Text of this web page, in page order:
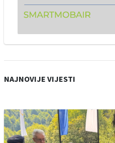
NAJNOVIJE VIJESTI